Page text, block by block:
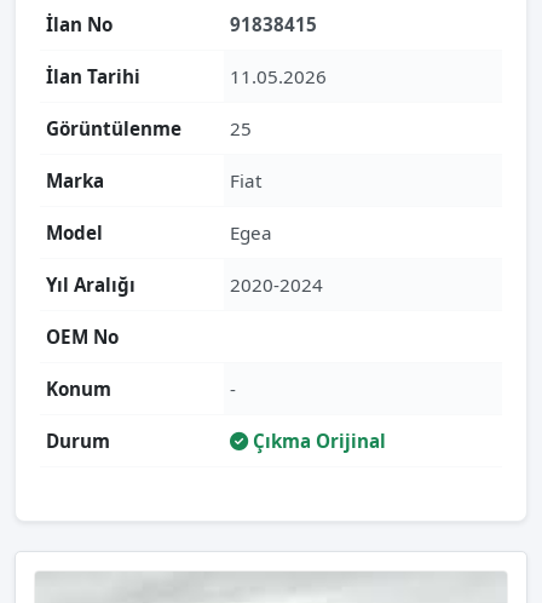
İlan No 91838415
İlan Tarihi 11.05.2026
Görüntülenme 25
Marka Fiat
Model Egea
Yıl Aralığı 2020-2024
OEM No
Konum -
Durum Çıkma Orijinal